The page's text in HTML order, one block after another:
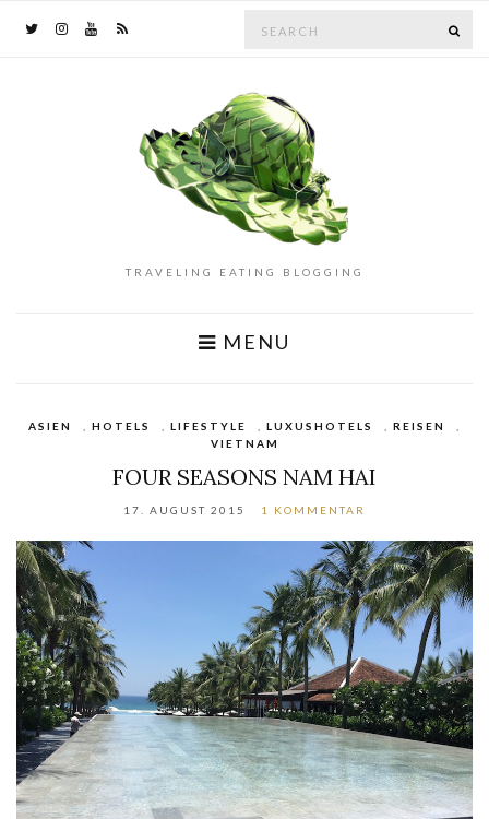
for:
TRAVELING EATING BLOGGING
MENU
ASIEN HOTELS LIFESTYLE LUXUSHOTELS REISEN
VIETNAM
FOUR SEASONS NAM HAI
17. AUGUST 2015 1 KOMMENTAR